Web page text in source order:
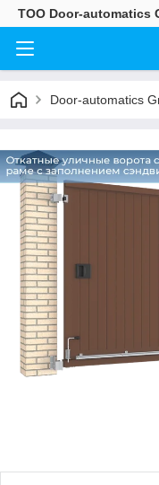
ТОО Door-automatics
Door-automatics